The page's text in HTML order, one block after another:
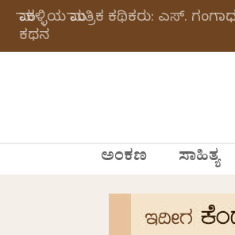
ಮಾಕಳ್ಳಿಯ ಮಾಂತ್ರಿಕ ಕಥಿಕರು: ಎಸ್.
ಕಥನ
ಅಂಕಣ ಸಾಹಿತ್ಯ